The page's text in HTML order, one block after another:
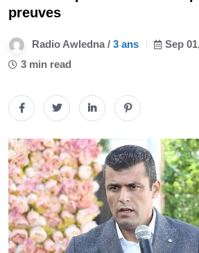
preuves
Radio Awledna / 3 ans Sep
3 min read